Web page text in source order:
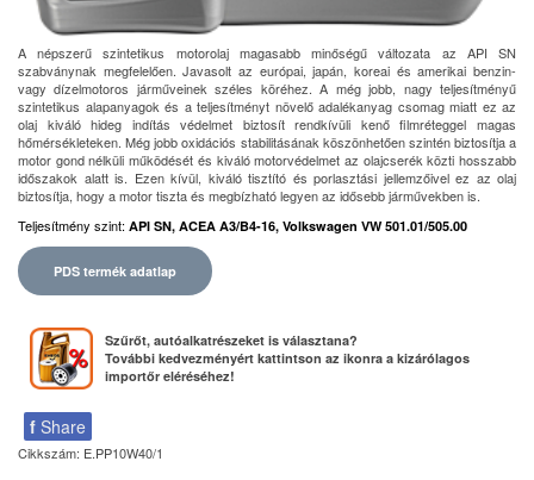
A népszerű szintetikus motorolaj magasabb minőségű változata az API SN
szabványnak megfelelően. Javasolt az európai, japán, koreai és amerikai benzin-
vagy dízelmotoros járműveinek széles köréhez. A még jobb, nagy teljesítményű
szintetikus alapanyagok és a teljesítményt növelő adalékanyag csomag miatt ez az
olaj kiváló hideg indítás védelmet biztosít rendkívüli kenő filmréteggel magas
hőmérsékleteken. Még jobb oxidációs stabilitásának köszönhetően szintén biztosítja a
motor gond nélküli működését és kiváló motorvédelmet az olajcserék közti hosszabb
időszakok alatt is. Ezen kívül, kiváló tisztító és porlasztási jellemzőivel ez az olaj
biztosítja, hogy a motor tiszta és megbízható legyen az idősebb járművekben is.
Teljesítmény szint: API SN, ACEA A3/B4-16, Volkswagen VW 501.01/505.00
PDS termék adatlap
Szűrőt, autóalkatrészeket is választana?
További kedvezményért kattintson az ikonra a kizárólagos
importőr eléréséhez!
f Share
Cikkszám: E.PP10W40/1